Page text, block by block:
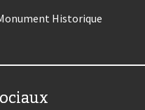
Historique